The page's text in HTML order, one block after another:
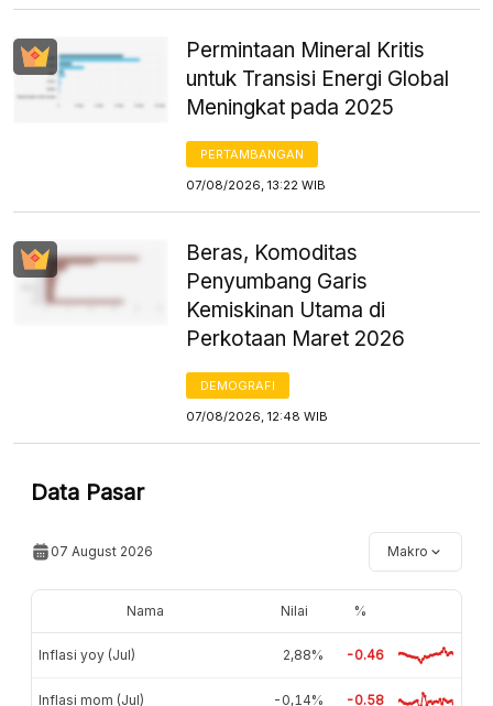
Permintaan Mineral Kritis
untuk Transisi Energi Global
Meningkat pada 2025
PERTAMBANGAN
07/08/2026, 13:22 WIB
Beras, Komoditas
Penyumbang Garis
Kemiskinan Utama di
Perkotaan Maret 2026
DEMOGRAFI
07/08/2026, 12:48 WIB
Data Pasar
07 August 2026 Makro
Nama Nilai %
Inflasi yoy (Jul) 2,88% -0.46
Inflasi mom (Jul) -0,14% -0.58